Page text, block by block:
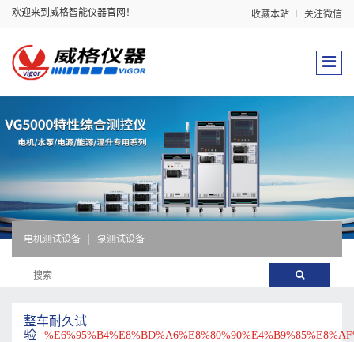
欢迎来到威格智能仪器官网！ 收藏本站 关注微信
电机测试设备 泵测试设备
整车耐久试
验